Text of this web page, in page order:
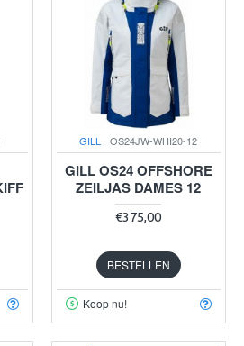
GILL OS24JW-WHI20-12
GILL OS24 OFFSHORE
ZEILJAS DAMES 12
€375,00
BESTELLEN
Koop nu!